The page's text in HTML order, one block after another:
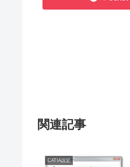
関連記事
CATIA設定